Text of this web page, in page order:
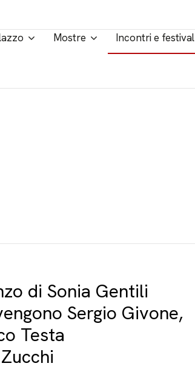
Mostre Incontri e festival
di Sonia Gentili
Sergio Givone,
Testa